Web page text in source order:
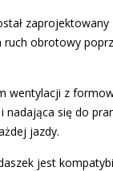
ruch obrotowy
wentylacji z
nadająca się do
jazdy.
jest